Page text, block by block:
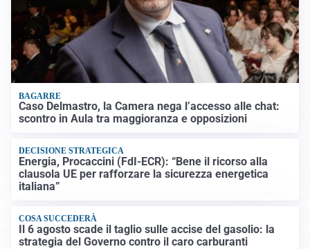
BAGARRE
Caso Delmastro, la Camera nega l’accesso alle chat:
scontro in Aula tra maggioranza e opposizioni
DECISIONE STRATEGICA
Energia, Procaccini (FdI-ECR): “Bene il ricorso alla
clausola UE per rafforzare la sicurezza energetica
italiana”
COSA SUCCEDERÀ
Il 6 agosto scade il taglio sulle accise del gasolio: la
strategia del Governo contro il caro carburanti